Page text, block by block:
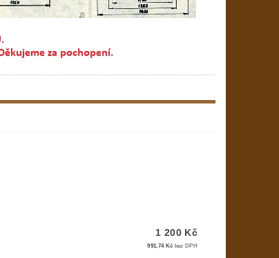
1 200 Kč
991,74 Kč bez DPH